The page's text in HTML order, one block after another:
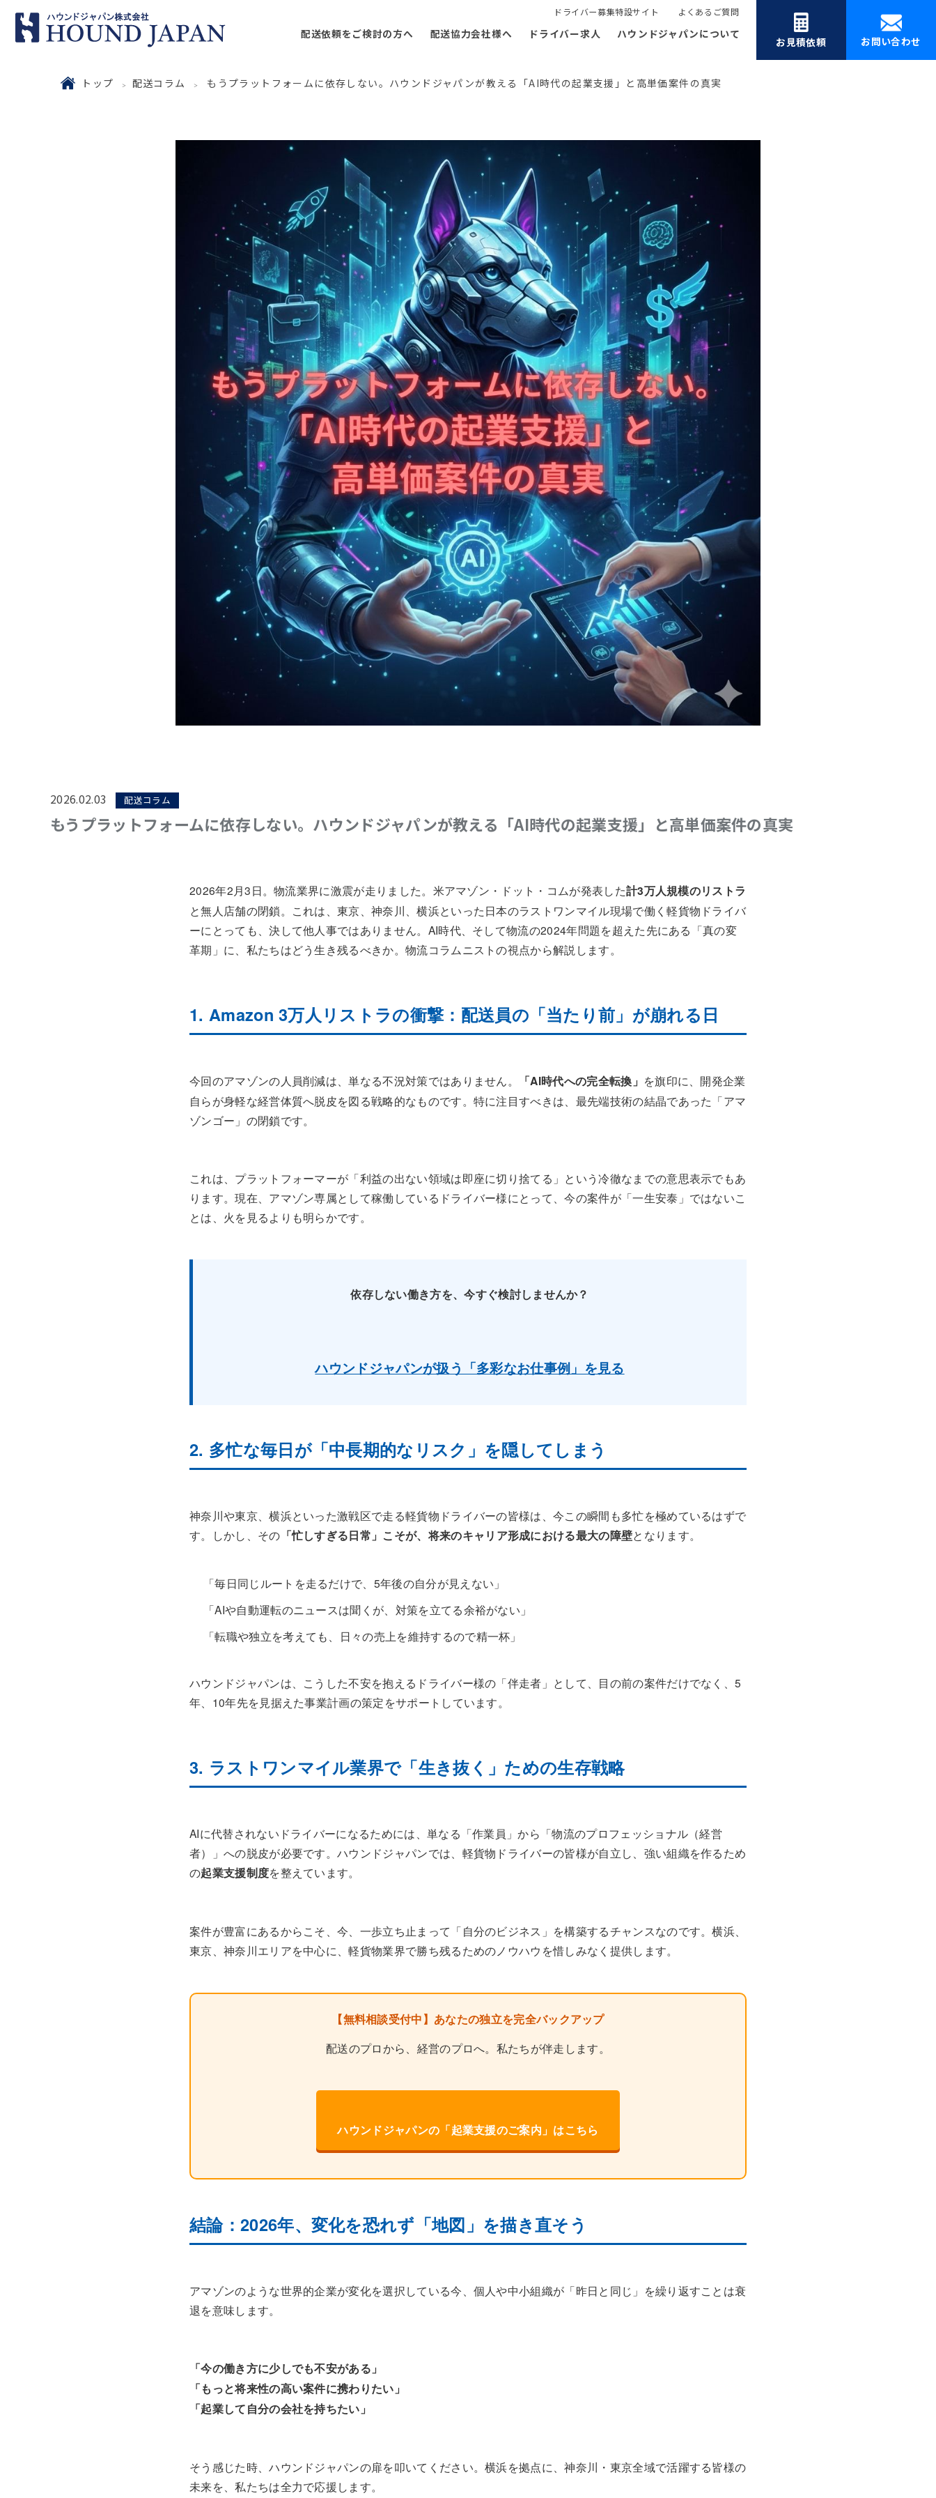
ドライバー募集特設サイト よくあるご質問
配送依頼をご検討の方へ 配送協力会社様へ ドライバー求人 ハウンドジャパンについて
お見積依頼 お問い合わせ
トップ 配送コラム もうプラットフォームに依存しない。ハウンドジャパンが教える「AI時代の起業支援」と高単価案件の真実
2026.02.03 配送コラム
もうプラットフォームに依存しない。ハウンドジャパンが教える「AI時代の起業支援」と高単価案件の真実
2026年2月3日。物流業界に激震が走りました。米アマゾン・ドット・コムが発表した計3万人規模のリストラ
と無人店舗の閉鎖。これは、東京、神奈川、横浜といった日本のラストワンマイル現場で働く軽貨物ドライバ
ーにとっても、決して他人事ではありません。AI時代、そして物流の2024年問題を超えた先にある「真の変
革期」に、私たちはどう生き残るべきか。物流コラムニストの視点から解説します。
1. Amazon 3万人リストラの衝撃：配送員の「当たり前」が崩れる日
今回のアマゾンの人員削減は、単なる不況対策ではありません。 「AI時代への完全転換」 を旗印に、開発企業
自らが身軽な経営体質へ脱皮を図る戦略的なものです。特に注目すべきは、最先端技術の結晶であった「アマ
ゾンゴー」の閉鎖です。
これは、プラットフォーマーが「利益の出ない領域は即座に切り捨てる」という冷徹なまでの意思表示でもあ
ります。現在、アマゾン専属として稼働しているドライバー様にとって、今の案件が「一生安泰」ではないこ
とは、火を見るよりも明らかです。
依存しない働き方を、今すぐ検討しませんか？
ハウンドジャパンが扱う「多彩なお仕事例」を見る
2. 多忙な毎日が「中長期的なリスク」を隠してしまう
神奈川や東京、横浜といった激戦区で走る軽貨物ドライバーの皆様は、今この瞬間も多忙を極めているはずで
す。しかし、その 「忙しすぎる日常」こそが、将来のキャリア形成における最大の障壁となります。
「毎日同じルートを走るだけで、5年後の自分が見えない」
「AIや自動運転のニュースは聞くが、対策を立てる余裕がない」
「転職や独立を考えても、日々の売上を維持するので精一杯」
ハウンドジャパンは、こうした不安を抱えるドライバー様の「伴走者」として、目の前の案件だけでなく、5
年、10年先を見据えた事業計画の策定をサポートしています。
3. ラストワンマイル業界で「生き抜く」ための生存戦略
AIに代替されないドライバーになるためには、単なる「作業員」から「物流のプロフェッショナル（経営
者）」への脱皮が必要です。ハウンドジャパンでは、軽貨物ドライバーの皆様が自立し、強い組織を作るため
の起業支援制度を整えています。
案件が豊富にあるからこそ、今、一歩立ち止まって「自分のビジネス」を構築するチャンスなのです。横浜、
東京、神奈川エリアを中心に、軽貨物業界で勝ち残るためのノウハウを惜しみなく提供します。
【無料相談受付中】あなたの独立を完全バックアップ
配送のプロから、経営のプロへ。私たちが伴走します。
ハウンドジャパンの「起業支援のご案内」はこちら
結論：2026年、変化を恐れず「地図」を描き直そう
アマゾンのような世界的企業が変化を選択している今、個人や中小組織が「昨日と同じ」を繰り返すことは衰
退を意味します。
「今の働き方に少しでも不安がある」
「もっと将来性の高い案件に携わりたい」
「起業して自分の会社を持ちたい」
そう感じた時、ハウンドジャパンの扉を叩いてください。横浜を拠点に、神奈川・東京全域で活躍する皆様の
未来を、私たちは全力で応援します。